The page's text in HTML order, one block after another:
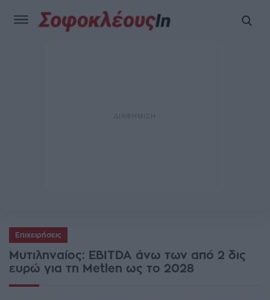
Επιχειρήσεις
Μυτιληναίος: EBITDA άνω των από 2 δις
ευρώ για τη Metlen ως το 2028